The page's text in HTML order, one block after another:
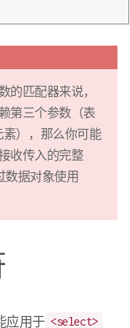
的匹配器来说，
第三个参数（表
素），那么你可能
收传入的完整
数据对象使用
应用于 <select>